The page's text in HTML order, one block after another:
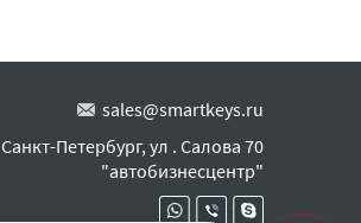
sales@smartkeys.ru
Санкт-Петербург, ул . Салова 70
"автобизнесцентр"